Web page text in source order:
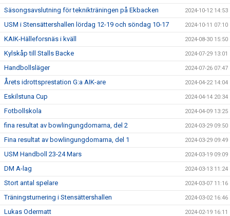
Säsongsavslutning för teknikträningen på Ekbacken 2024-10-12 14:53
USM i Stensättershallen lördag 12-19 och söndag 10-17 2024-10-11 07:10
KAIK-Hälleforsnäs i kväll 2024-08-30 15:50
Kylskåp till Stalls Backe 2024-07-29 13:01
Handbollsläger 2024-07-26 07:47
Årets idrottsprestation G:a AIK-are 2024-04-22 14:04
Eskilstuna Cup 2024-04-14 20:34
Fotbollskola 2024-04-09 13:25
fina resultat av bowlingungdomarna, del 2 2024-03-29 09:50
Fina resultat av bowlingungdomarna, del 1 2024-03-29 09:49
USM Handboll 23-24 Mars 2024-03-19 09:09
DM A-lag 2024-03-13 11:24
Stort antal spelare 2024-03-07 11:16
Träningsturnering i Stensättershallen 2024-03-02 16:46
Lukas Odermatt 2024-02-19 16:11